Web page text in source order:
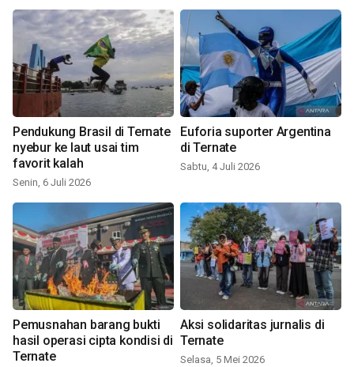
Pendukung Brasil di Ternate
nyebur ke laut usai tim
favorit kalah
Senin, 6 Juli 2026
Euforia suporter Argentina
di Ternate
Sabtu, 4 Juli 2026
Pemusnahan barang bukti
hasil operasi cipta kondisi di
Ternate
Aksi solidaritas jurnalis di
Ternate
Selasa, 5 Mei 2026